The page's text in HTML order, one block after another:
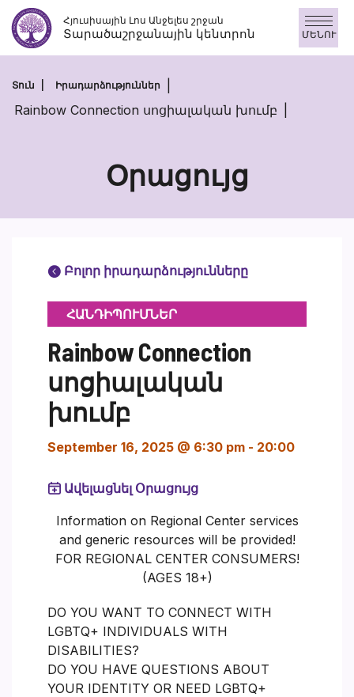
Անցնել
բովանդակությանըՀյուսիսային Լոս Անջելես շրջան
Տարածաշրջանային կենտրոն ՄԵՆՈՒ
Տուն Իրադարձություններ
Rainbow Connection սոցիալական խումբ
Օրացույց
Բոլոր իրադարձությունները
ՀԱՆԴԻՊՈՒՄՆԵՐ
Rainbow Connection
սոցիալական
խումբ
September 16, 2025 @ 6:30 pm - 20:00
Ավելացնել Օրացույց
Information on Regional Center services
and generic resources will be provided!
FOR REGIONAL CENTER CONSUMERS!
(AGES 18+)
DO YOU WANT TO CONNECT WITH
LGBTQ+ INDIVIDUALS WITH
DISABILITIES?
DO YOU HAVE QUESTIONS ABOUT
YOUR IDENTITY OR NEED LGBTQ+